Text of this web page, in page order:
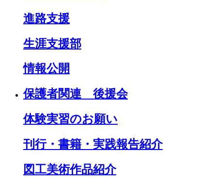
進路支援
生涯支援部
情報公開
保護者関連 後援会
体験実習のお願い
刊行・書籍・実践報告紹介
図工美術作品紹介